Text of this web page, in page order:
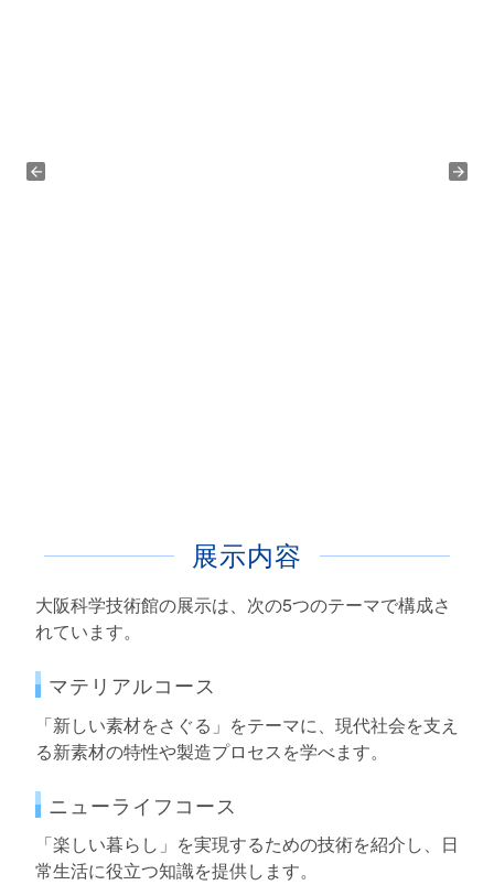
展示内容
大阪科学技術館の展示は、次の5つのテーマで構成さ
れています。
マテリアルコース
「新しい素材をさぐる」をテーマに、現代社会を支え
る新素材の特性や製造プロセスを学べます。
ニューライフコース
「楽しい暮らし」を実現するための技術を紹介し、日
常生活に役立つ知識を提供します。